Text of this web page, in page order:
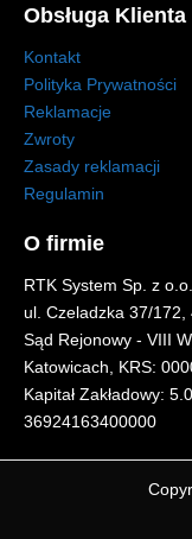
Obsługa Klienta
Kontakt
Polityka Prywatności
Reklamacje
Zwroty
Zasady reklamacji
Regulamin
O firmie
RTK System Sp. z o.o.
ul. Czeladzka 37/172,
Sąd Rejonowy - VIII
Katowicach, KRS:
Kapitał Zakładowy:
36924163400000